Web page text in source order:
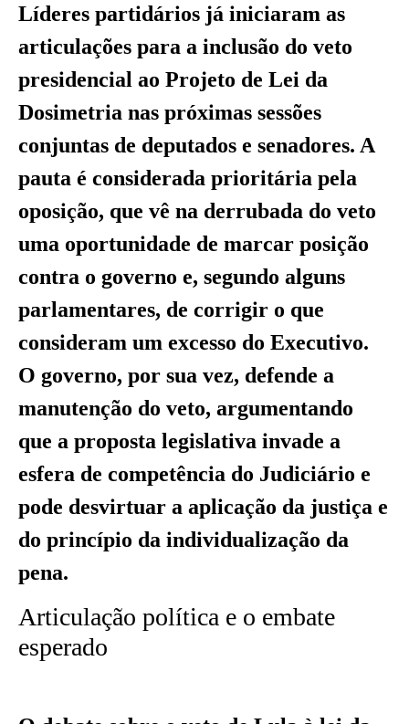
Líderes partidários já iniciaram as
articulações para a inclusão do veto
presidencial ao Projeto de Lei da
Dosimetria nas próximas sessões
conjuntas de deputados e senadores. A
pauta é considerada prioritária pela
oposição, que vê na derrubada do veto
uma oportunidade de marcar posição
contra o governo e, segundo alguns
parlamentares, de corrigir o que
consideram um excesso do Executivo.
O governo, por sua vez, defende a
manutenção do veto, argumentando
que a proposta legislativa invade a
esfera de competência do Judiciário e
pode desvirtuar a aplicação da justiça e
do princípio da individualização da
pena.
Articulação política e o embate
esperado